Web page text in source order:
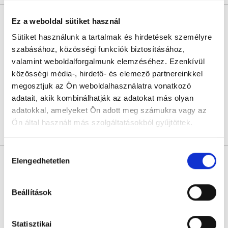
Ez a weboldal sütiket használ
Sütiket használunk a tartalmak és hirdetések személyre
szabásához, közösségi funkciók biztosításához,
valamint weboldalforgalmunk elemzéséhez. Ezenkívül
közösségi média-, hirdető- és elemező partnereinkkel
megosztjuk az Ön weboldalhasználatra vonatkozó
adatait, akik kombinálhatják az adatokat más olyan
adatokkal, amelyeket Ön adott meg számukra vagy az
Ön által használt más szolgáltatásokból gyűjtöttek.
szabályzat:https://foglaljorvost.hu/info/foglaljorvost-
kiválasztása
Elengedhetetlen
Beállítások
Statisztikai
Dr. Pozsgay Erzsébet
Kálmán Rendelő
Budapest, XI. kerület, Bartók Béla út 16. fsz.1.
Következő időpont:augusztus 13.
Dr. Kiss Alexandra